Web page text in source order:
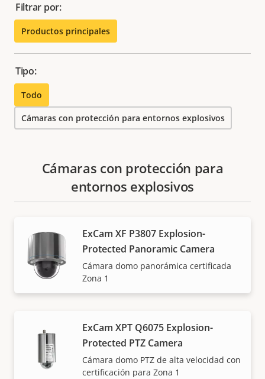
Filtrar por:
Productos principales
Tipo:
Todo
Cámaras con protección para entornos explosivos
Cámaras con protección para
entornos explosivos
ExCam XF P3807 Explosion-
Protected Panoramic Camera
Cámara domo panorámica certificada
Zona 1
ExCam XPT Q6075 Explosion-
Protected PTZ Camera
Cámara domo PTZ de alta velocidad con
certificación para Zona 1